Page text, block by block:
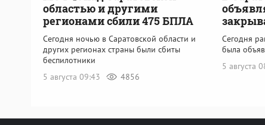
областью и другими
регионами сбили 475 БПЛА
Сегодня ночью в Саратовской области и
других регионах страны были сбиты
беспилотники
5 августа 09:43
4856
Сегодня
была
5 августа